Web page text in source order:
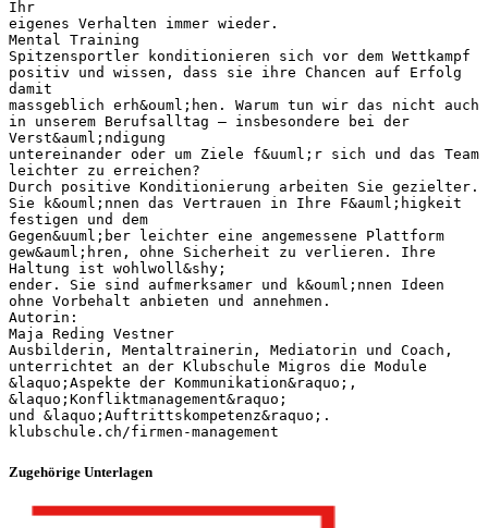
Ihr
eigenes Verhalten immer wieder.
Mental Training
Spitzensportler konditionieren sich vor dem Wettkampf
positiv und wissen, dass sie ihre Chancen auf Erfolg
damit
massgeblich erh&ouml;hen. Warum tun wir das nicht auch
in unserem Berufsalltag – insbesondere bei der
Verst&auml;ndigung
untereinander oder um Ziele f&uuml;r sich und das Team
leichter zu erreichen?
Durch positive Konditionierung arbeiten Sie gezielter.
Sie k&ouml;nnen das Vertrauen in Ihre F&auml;higkeit
festigen und dem
Gegen&uuml;ber leichter eine angemessene Plattform
gew&auml;hren, ohne Sicherheit zu verlieren. Ihre
Haltung ist wohlwoll&shy;
ender. Sie sind aufmerksamer und k&ouml;nnen Ideen
ohne Vorbehalt anbieten und annehmen.
Autorin:
Maja Reding Vestner
Ausbilderin, Mentaltrainerin, Mediatorin und Coach,
unterrichtet an der Klubschule Migros die Module
&laquo;Aspekte der Kommunikation&raquo;,
&laquo;Konfliktmanagement&raquo;
und &laquo;Auftrittskompetenz&raquo;.
Zugehörige Unterlagen